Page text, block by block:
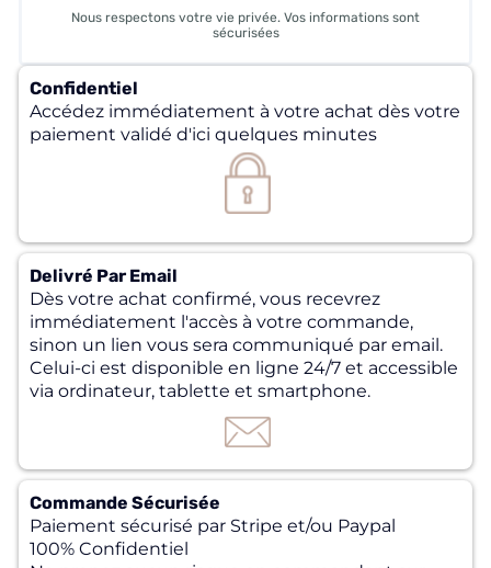
Nous respectons votre vie privée. Vos informations sont
sécurisées
Confidentiel
Accédez immédiatement à votre achat dès votre
paiement validé d'ici quelques minutes
Delivré Par Email
Dès votre achat confirmé, vous recevrez
immédiatement l'accès à votre commande,
sinon un lien vous sera communiqué par email.
Celui-ci est disponible en ligne 24/7 et accessible
via ordinateur, tablette et smartphone.
Commande Sécurisée
Paiement sécurisé par Stripe et/ou Paypal
100% Confidentiel